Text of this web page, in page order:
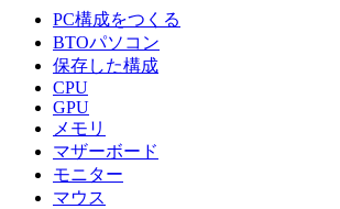
PC構成をつくる
BTOパソコン
保存した構成
CPU
GPU
メモリ
マザーボード
モニター
マウス